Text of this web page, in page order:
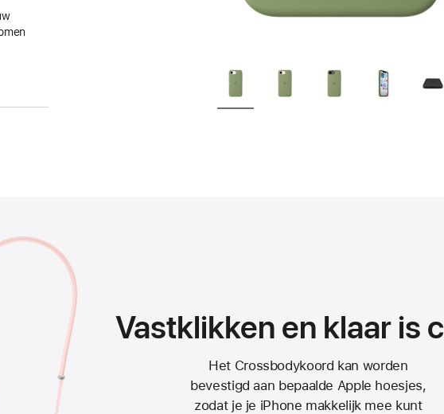
Vastklikken en klaar is
Het Crossbodykoord kan worden
bevestigd aan bepaalde Apple hoesjes,
zodat je je iPhone makkelijk mee kunt